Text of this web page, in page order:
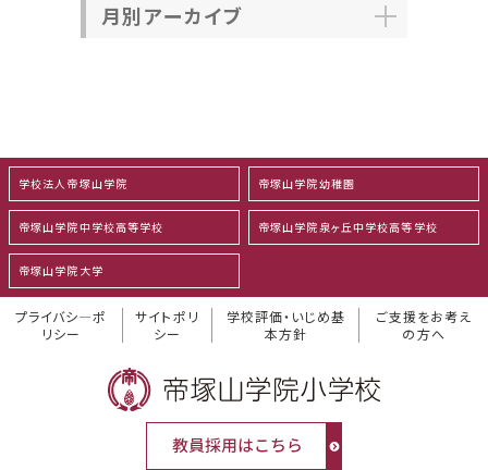
月別アーカイブ
学校法人帝塚山学院 帝塚山学院幼稚園
帝塚山学院中学校高等学校 帝塚山学院泉ヶ丘中学校高等学校
帝塚山学院大学
プライバシ―ポ
リシー
サイトポリ
シー
学校評価・いじめ基
本方針
ご支援をお考え
の方へ